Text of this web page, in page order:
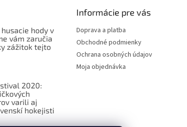
husacie hody v
vám zaručia
zážitok tejto
2020:
varili aj
hokejisti
Informácie pre vás
Doprava a platba
Obchodné podmienky
Ochrana osobných údajov
Moja objednávka